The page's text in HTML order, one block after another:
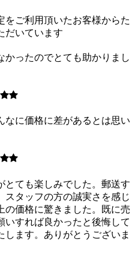
をご利用頂いたお客様からた
だいています
かったのでとても助かりまし
なに価格に差があるとは思い
とても楽しみでした。郵送す
スタッフの方の誠実さを感じ
の価格に驚きました。既に売
いすれば良かったと後悔して
ます。ありがとうございま